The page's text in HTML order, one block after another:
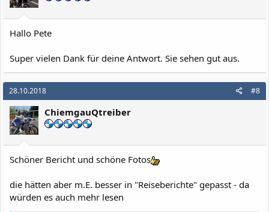
Hallo Pete
Super vielen Dank für deine Antwort. Sie sehen gut aus.
28.10.2018 #8
ChiemgauQtreiber
Schöner Bericht und schöne Fotos
die hätten aber m.E. besser in "Reiseberichte" gepasst - da
würden es auch mehr lesen